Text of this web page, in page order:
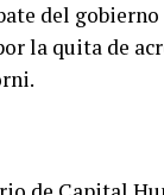
del gobierno
la quita de